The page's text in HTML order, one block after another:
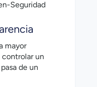
mayor
un
de un